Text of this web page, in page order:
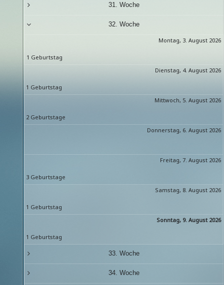
31. Woche
32. Woche
Montag, 3. August 2026
1 Geburtstag
Dienstag, 4. August 2026
1 Geburtstag
Mittwoch, 5. August 2026
2 Geburtstage
Donnerstag, 6. August 2026
Freitag, 7. August 2026
3 Geburtstage
Samstag, 8. August 2026
1 Geburtstag
Sonntag, 9. August 2026
1 Geburtstag
33. Woche
34. Woche